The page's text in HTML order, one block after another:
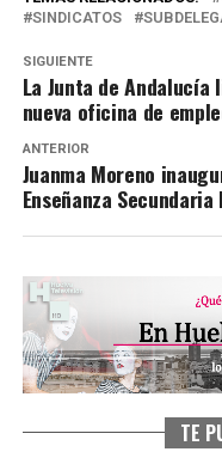
SINDICATOS
SIGUIENTE
La Junta de
nueva oficina de
ANTERIOR
Juanma Moreno
Enseñanza Secundaria
TE